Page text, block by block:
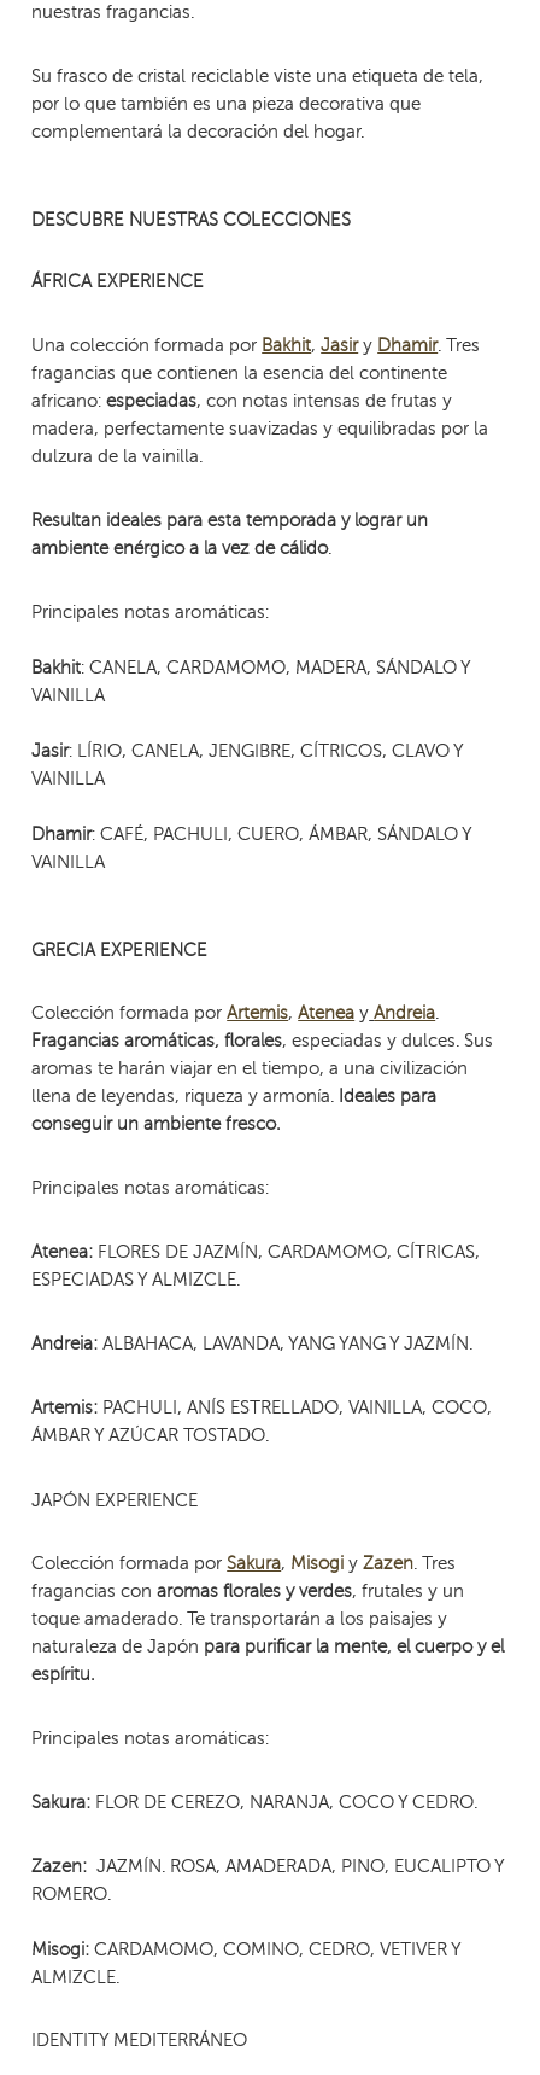
nuestras fragancias.
Su frasco de cristal reciclable viste una etiqueta de tela,
por lo que también es una pieza decorativa que
complementará la decoración del hogar.
DESCUBRE NUESTRAS COLECCIONES
ÁFRICA EXPERIENCE
Una colección formada por Bakhit, Jasir y Dhamir. Tres
fragancias que contienen la esencia del continente
africano:especiadas, con notas intensas de frutas y
madera, perfectamente suavizadas y equilibradas por la
dulzura de la vainilla.
Resultan ideales para esta temporada y lograr un
ambiente enérgico a la vez de cálido.
Principales notas aromáticas:
Bakhit: CANELA, CARDAMOMO, MADERA, SÁNDALO Y
VAINILLA
Jasir: LÍRIO, CANELA, JENGIBRE, CÍTRICOS, CLAVO Y
VAINILLA
Dhamir: CAFÉ, PACHULI, CUERO, ÁMBAR, SÁNDALO Y
VAINILLA
GRECIA EXPERIENCE
Colección formada porArtemis,Atenea y Andreia.
Fragancias aromáticas, florales, especiadas y dulces. Sus
aromas te harán viajar en el tiempo, a una civilización
llena de leyendas, riqueza y armonía. Ideales para
conseguir un ambiente fresco.
Principales notas aromáticas:
Atenea: FLORES DE JAZMÍN, CARDAMOMO, CÍTRICAS,
ESPECIADAS Y ALMIZCLE.
Andreia: ALBAHACA, LAVANDA, YANG YANG Y JAZMÍN.
Artemis: PACHULI, ANÍS ESTRELLADO, VAINILLA, COCO,
ÁMBAR Y AZÚCAR TOSTADO.
JAPÓN EXPERIENCE
Colección formada porSakura, Misogi yZazen. Tres
fragancias conaromas florales y verdes, frutales y un
toque amaderado. Te transportarán a los paisajes y
naturaleza de Japón para purificar la mente, el cuerpo y el
espíritu.
Principales notas aromáticas:
Sakura: FLOR DE CEREZO, NARANJA, COCO Y CEDRO.
Zazen: JAZMÍN. ROSA, AMADERADA, PINO, EUCALIPTO Y
ROMERO.
Misogi:CARDAMOMO, COMINO, CEDRO, VETIVER Y
ALMIZCLE.
IDENTITY MEDITERRÁNEO